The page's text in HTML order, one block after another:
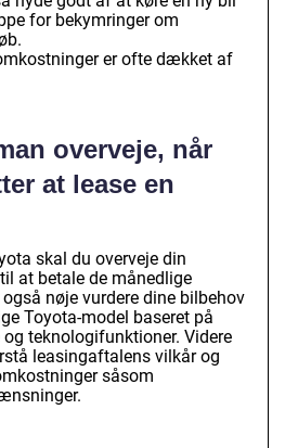
for bekymringer om
er ofte dækket af
overveje, når
at lease en
skal du overveje din
at betale de månedlige
nøje vurdere dine bilbehov
Toyota-model baseret på
og teknologifunktioner. Videre
leasingaftalens vilkår og
såsom